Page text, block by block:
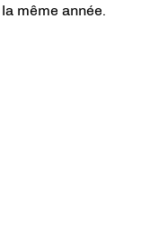
même année.